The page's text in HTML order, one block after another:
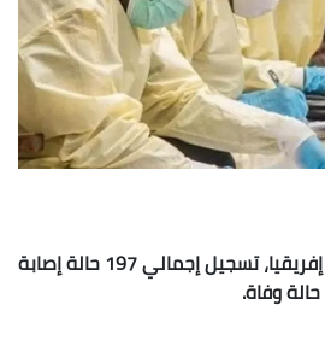
أكدت وزارة الصحة بجنوب إفريقيا، تسجيل إجمالي 197 حالة إصابة